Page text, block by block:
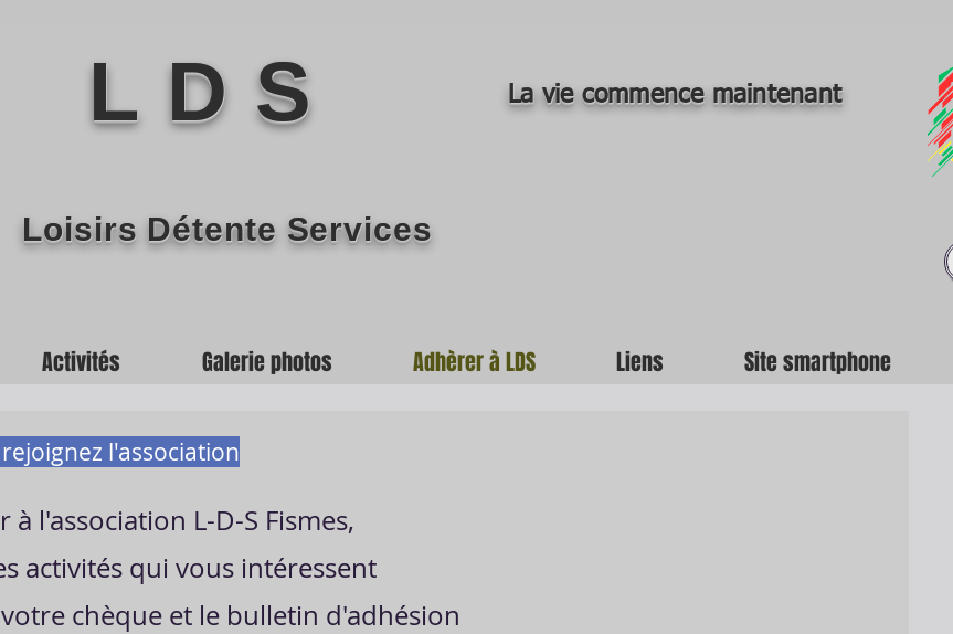
L D S La vie commence maintenant
Loisirs Détente Services
Activités Galerie photos Adhèrer à LDS Liens Site smartphone
l'association
à l'association L-D-S Fismes,
activités qui vous intéressent
chèque et le bulletin d'adhésion